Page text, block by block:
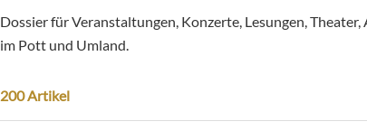
Dossier für Veranstaltungen, Konzerte, Lesungen,
im Pott und Umland.
200 Artikel